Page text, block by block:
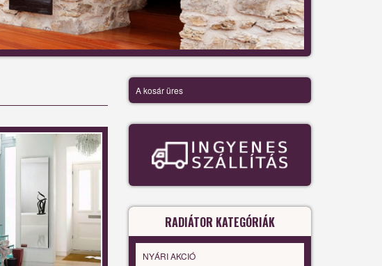
A kosár üres
RADIÁTOR KATEGÓRIÁK
NYÁRI AKCIÓ